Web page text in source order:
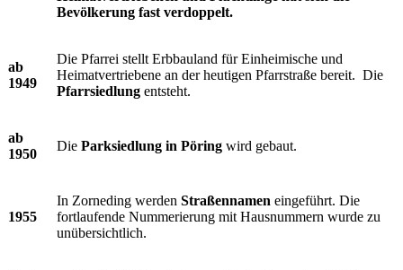
Bevölkerung fast verdoppelt.
ab
1949
Die Pfarrei stellt Erbbauland für Einheimische und
Heimatvertriebene an der heutigen Pfarrstraße bereit. Die
Pfarrsiedlung entsteht.
ab
1950
Die Parksiedlung in Pöring wird gebaut.
1955
In Zorneding werden Straßennamen eingeführt. Die
fortlaufende Nummerierung mit Hausnummern wurde zu
unübersichtlich.